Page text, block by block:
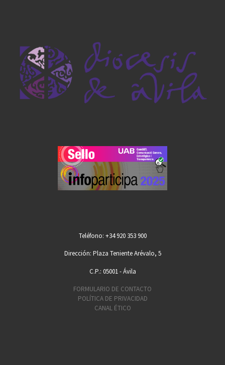
Teléfono: +34 920 353 900
Dirección: Plaza Teniente Arévalo, 5
C.P.: 05001 - Ávila
FORMULARIO DE CONTACTO
POLÍTICA DE PRIVACIDAD
CANAL ÉTICO